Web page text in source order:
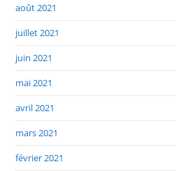
août 2021
juillet 2021
juin 2021
mai 2021
avril 2021
mars 2021
février 2021